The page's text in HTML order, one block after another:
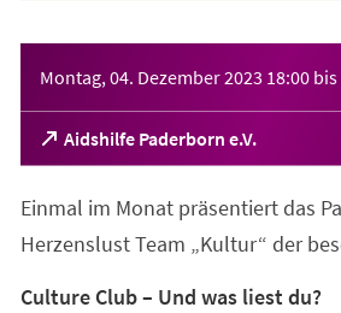
Montag, 04. Dezember 2023 18:00 bis
Aidshilfe Paderborn e.V.
(Öffnet
in
neuen
Einmal im Monat präsentiert das
Herzenslust Team „Kultur“ der
Culture Club – Und was liest du?